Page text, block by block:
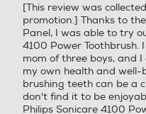
stelle.
[This review was
promotion.] Thanks to
Panel, I was able to try
4100 Power Toothbrush.
mom of three boys, and
my own health and well-
brushing teeth can be a
don't find it to be
Philips Sonicare 4100